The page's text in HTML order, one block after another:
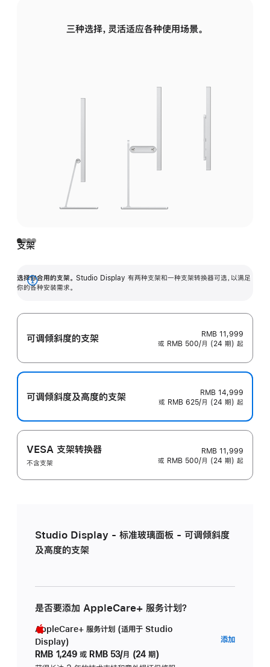
三种选择，灵活适应各种使用场景。
支架
选择你合用的支架。 Studio Display 有两种支架和一种支架转换器可选，以满足
你的各种安装需求。
展
可调倾斜度的支架
RMB 11,999
或 RMB 500/月 (24 期) 起
可调倾斜度及高‍度的支‍架
RMB 14,999
或 RMB 625/月 (24 期) 起
VESA 支架转换器
不含支架
RMB 11,999
或 RMB 500/月 (24 期) 起
Studio Display - 标准玻璃面板 - 可调倾斜度
及高度的支架
是否要添加 AppleCare+ 服务计划？
AppleCare+ 服务计划 (适用于 Studio
Display)
RMB 1,249 或 RMB 53/月 (24 期)
添加